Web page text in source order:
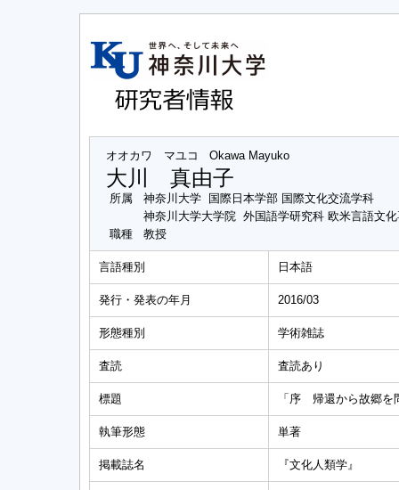
オオカワ マユコ Okawa Mayuko
大川 真由子
所属
神奈川大学 国際日本学部 国際文化交流学科
神奈川大学大学院 外国語学研究科 欧米言語文
職種
教授
言語種別 日本語
発行・発表の年月 2016/03
形態種別 学術雑誌
査読 査読あり
標題 「序 帰還から故郷を
執筆形態 単著
掲載誌名 『文化人類学』